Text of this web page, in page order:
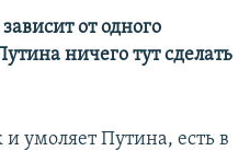
от одного
ничего тут сделать
умоляет Путина, есть в